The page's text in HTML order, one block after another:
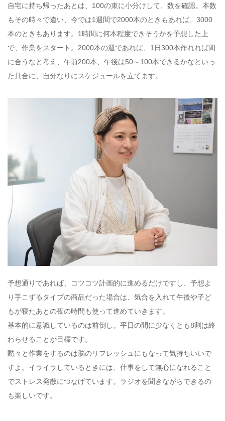
自宅に持ち帰ったあとは、100の束に小分けして、数を確認。本数
もその時々で違い、今では1週間で2000本のときもあれば、3000
本のときもあります。1時間に何本程度できそうかを予想した上
で、作業をスタート。2000本の週であれば、1日300本作れれば間
に合うなと考え、午前200本、午後は50～100本できるかなといっ
た具合に、自分なりにスケジュールを立てます。
予想通りであれば、コツコツ計画的に進めるだけですし、予想よ
り手こずるタイプの商品だった場合は、気合を入れて午後や子ど
もが寝たあとの夜の時間も使って進めていきます。
基本的に意識しているのは前倒し。平日の間に少なくとも8割は終
わらせることが目標です。
黙々と作業をするのは脳のリフレッシュにもなって気持ちいいで
すよ。イライラしているときには、仕事をして無心になれること
でストレス発散につなげています。ラジオを聞きながらできるの
も楽しいです。